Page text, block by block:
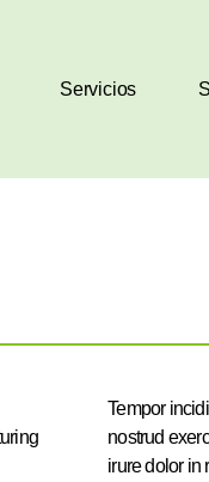
Servicios
Tempor
nostrud
irure dolor in